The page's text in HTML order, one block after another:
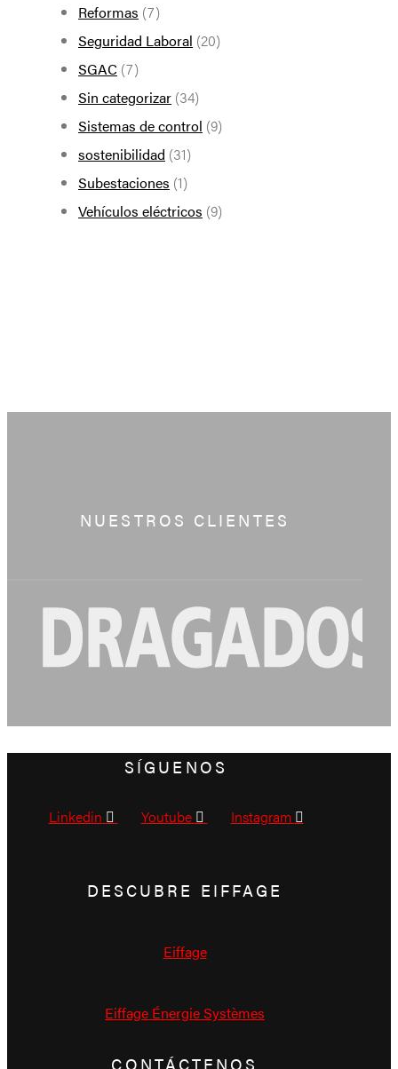
Reformas (7)
Seguridad Laboral (20)
SGAC (7)
Sin categorizar (34)
Sistemas de control (9)
sostenibilidad (31)
Subestaciones (1)
Vehículos eléctricos (9)
NUESTROS CLIENTES
SÍGUENOS
Linkedin Youtube Instagram
DESCUBRE EIFFAGE
Eiffage
Eiffage Énergie Systèmes
CONTÁCTENOS